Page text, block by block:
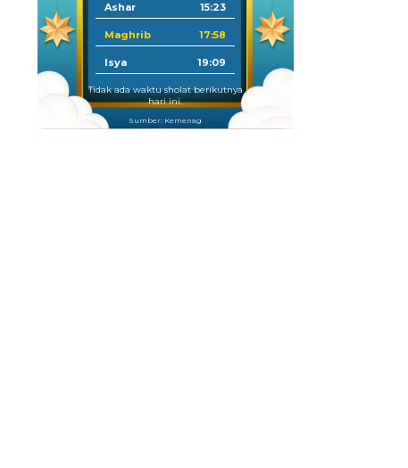
Ashar 15:23
Maghrib 17:58
Isya 19:09
Tidak ada waktu sholat berikutnya
hari ini.
Sumber: Kemenag